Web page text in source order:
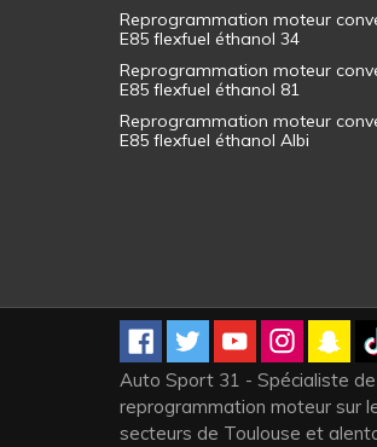
Reprogrammation moteur
E85 flexfuel éthanol 34
Reprogrammation moteur
E85 flexfuel éthanol 81
Reprogrammation moteur
E85 flexfuel éthanol Albi
Auto Sport 31 - Spécialiste
reprogrammation moteur sur
secteurs de Toulouse et